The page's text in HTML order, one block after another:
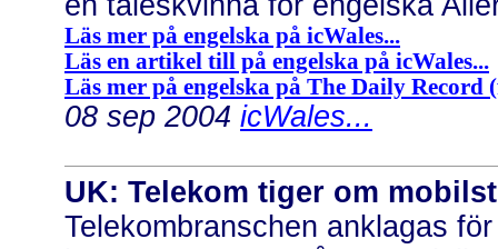
Läs mer på engelska på icWales...
Läs en artikel till på engelska på icWales...
Läs mer på engelska på The Daily Record
08 sep 2004 icWales...
UK: Telekom tiger om
Telekombranschen anklagas